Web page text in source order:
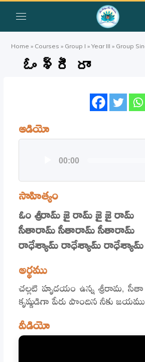
Home » Courses » Group I »Year III » Group
ఓం శ్రీ రాం
ఆడియో
00:00
సాహిత్యం
ఓం శ్రీరామ్ జై రామ్ జై జై రామ్
సీతారామ్ సీతారామ్ సీతారామ్
రాధేశ్యామ్ రాధేశ్యామ్ రాధేశ్యామ్
అర్థము
చల్లటి హృదయం ఉన్న శ్రీరామ,
కృష్ణుడిగా పేరు పొందిన నీకు
వీడియో